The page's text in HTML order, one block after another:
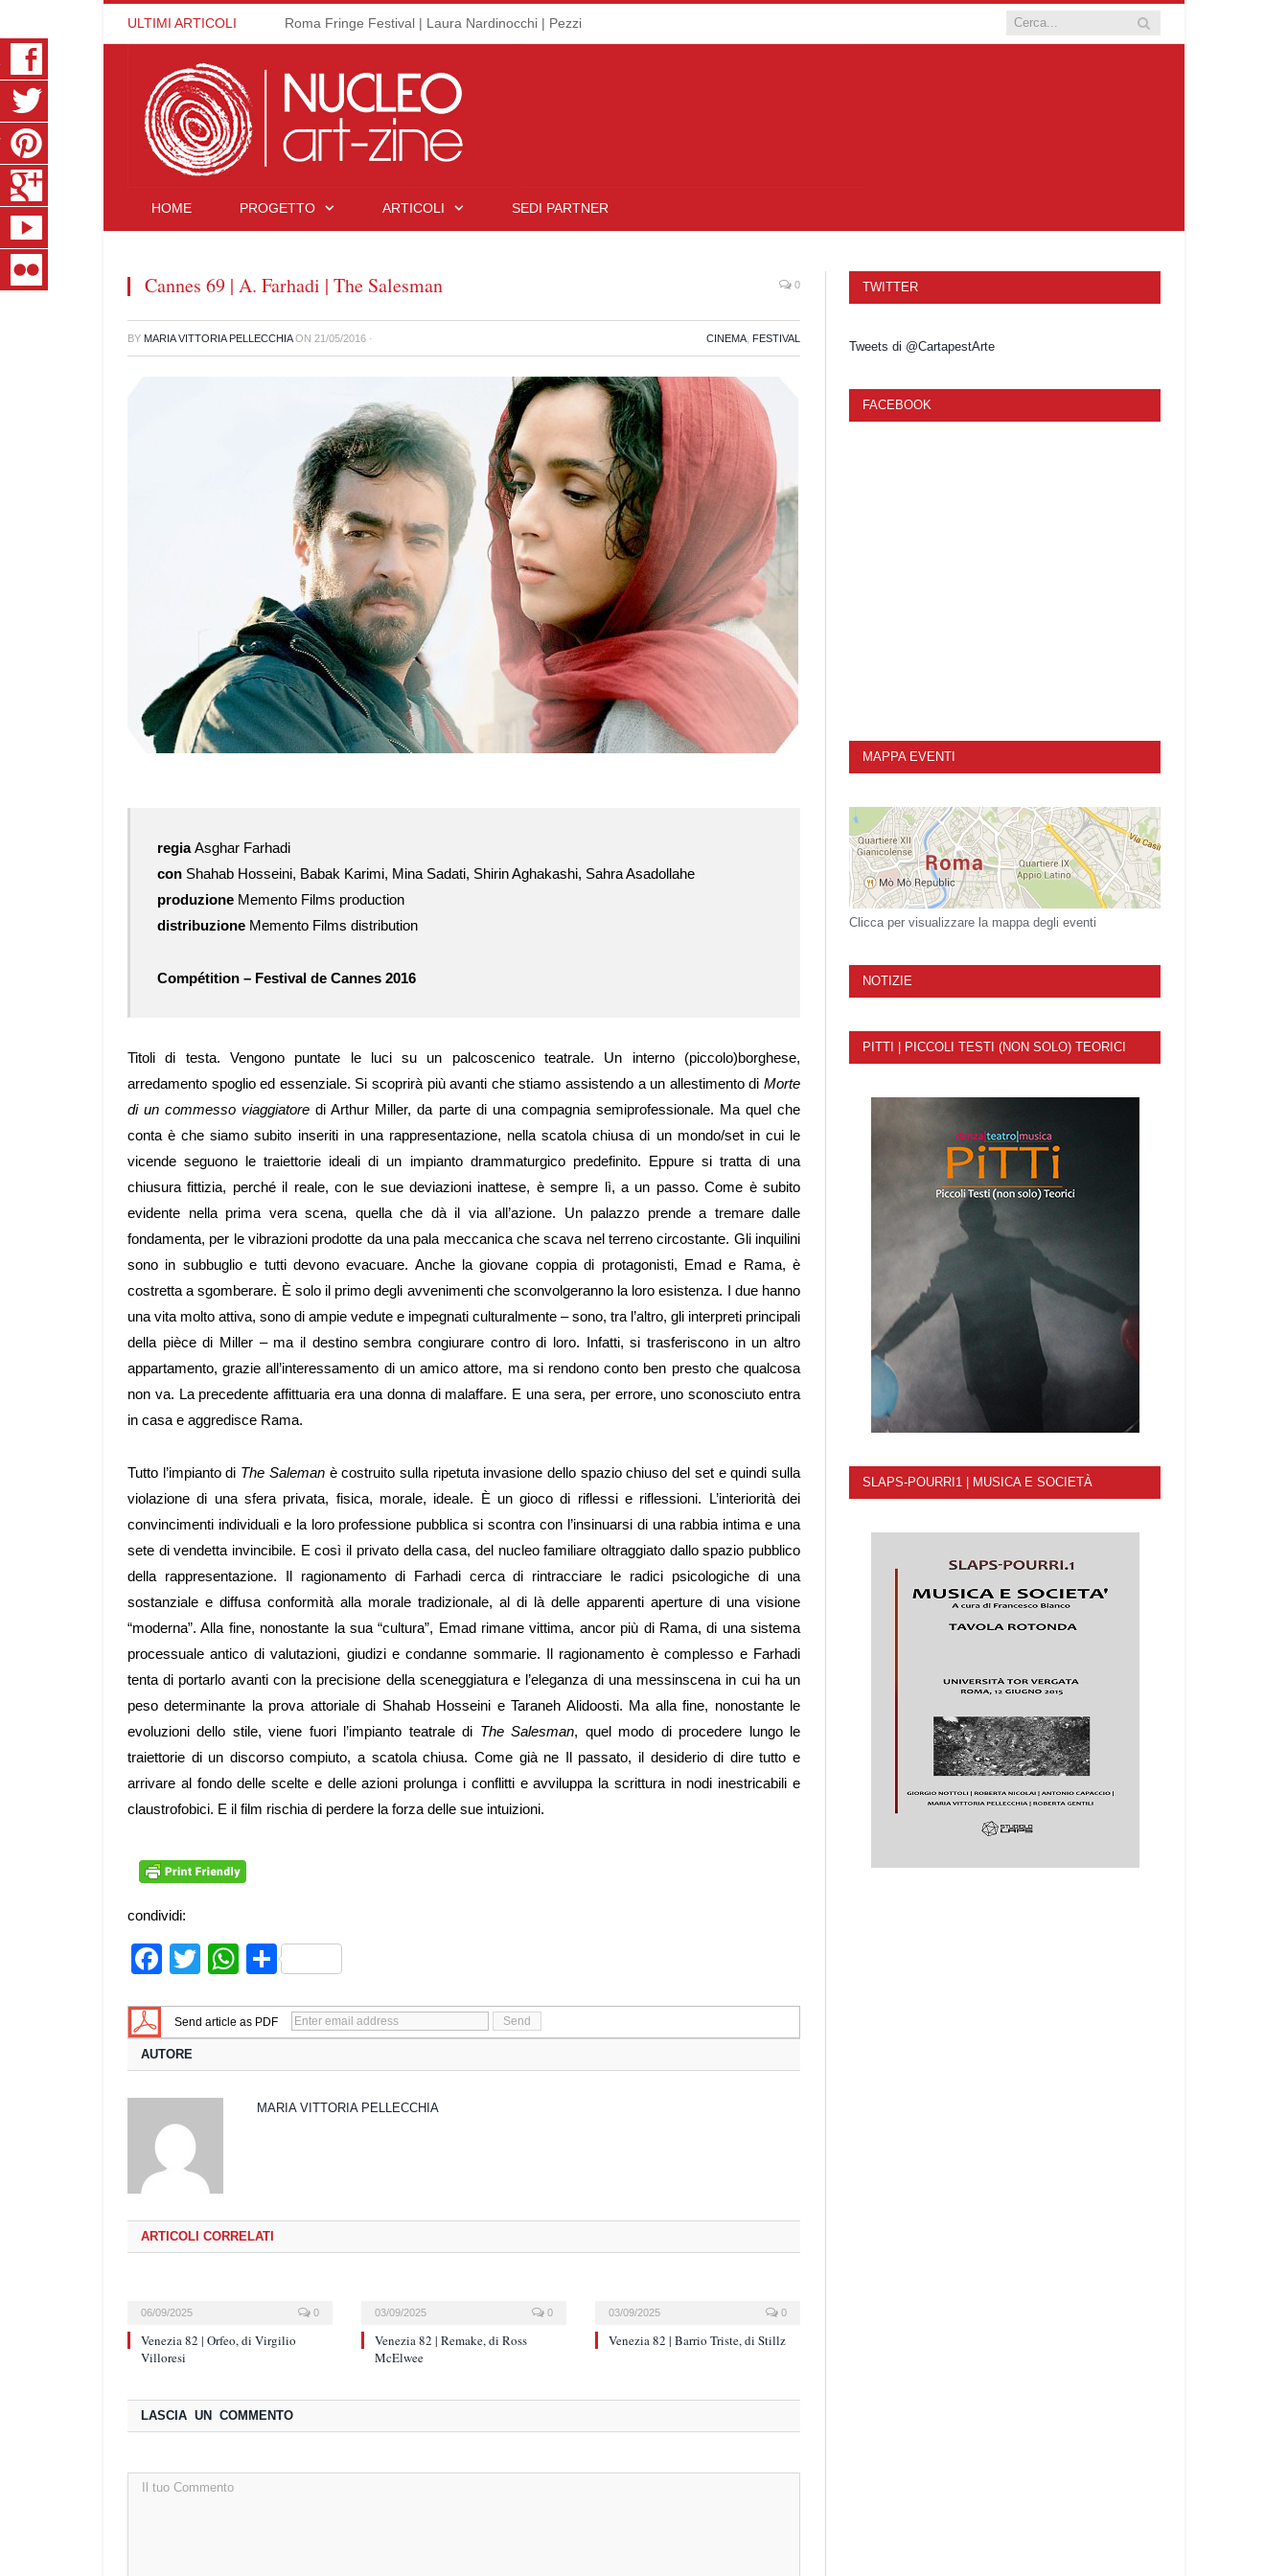
ULTIMI ARTICOLI Roma Fringe Festival | Laura Nardinocchi | Pezzi
HOME PROGETTO ARTICOLI SEDI PARTNER
Cannes 69 | A. Farhadi | The Salesman 0
BY MARIA VITTORIA PELLECCHIAON 21/05/2016 · CINEMA FESTIVAL
regiaAsghar Farhadi
conShahab Hosseini, Babak Karimi, Mina Sadati, Shirin Aghakashi, Sahra Asadollahe
produzioneMemento Films production
distribuzioneMemento Films distribution
Compétition – Festival de Cannes 2016
Titoli di testa. Vengono puntate le luci su un palcoscenico teatrale. Un interno (piccolo)borghese,
arredamento spoglio ed essenziale. Si scoprirà più avanti che stiamo assistendo a un allestimento di Morte
di un commesso viaggiatore di Arthur Miller, da parte di una compagnia semiprofessionale. Ma quel che
conta è che siamo subito inseriti in una rappresentazione, nella scatola chiusa di un mondo/set in cui le
vicende seguono le traiettorie ideali di un impianto drammaturgico predefinito. Eppure si tratta di una
chiusura fittizia, perché il reale, con le sue deviazioni inattese, è sempre lì, a un passo. Come è subito
evidente nella prima vera scena, quella che dà il via all’azione. Un palazzo prende a tremare dalle
fondamenta, per le vibrazioni prodotte da una pala meccanica che scava nel terreno circostante. Gli inquilini
sono in subbuglio e tutti devono evacuare. Anche la giovane coppia di protagonisti, Emad e Rama, è
costretta a sgomberare. È solo il primo degli avvenimenti che sconvolgeranno la loro esistenza. I due hanno
una vita molto attiva, sono di ampie vedute e impegnati culturalmente – sono, tra l’altro, gli interpreti principali
della pièce di Miller – ma il destino sembra congiurare contro di loro. Infatti, si trasferiscono in un altro
appartamento, grazie all’interessamento di un amico attore, ma si rendono conto ben presto che qualcosa
non va. La precedente affittuaria era una donna di malaffare. E una sera, per errore, uno sconosciuto entra
in casa e aggredisce Rama.
Tutto l’impianto di The Salemanè costruito sulla ripetuta invasione dello spazio chiuso del set e quindi sulla
violazione di una sfera privata, fisica, morale, ideale. È un gioco di riflessi e riflessioni. L’interiorità dei
convincimenti individuali e la loro professione pubblica si scontra con l’insinuarsi di una rabbia intima e una
sete di vendetta invincibile. E così il privato della casa, del nucleo familiare oltraggiato dallo spazio pubblico
della rappresentazione. Il ragionamento di Farhadi cerca di rintracciare le radici psicologiche di una
sostanziale e diffusa conformità alla morale tradizionale, al di là delle apparenti aperture di una visione
“moderna”. Alla fine, nonostante la sua “cultura”, Emad rimane vittima, ancor più di Rama, di una sistema
processuale antico di valutazioni, giudizi e condanne sommarie. Il ragionamento è complesso e Farhadi
tenta di portarlo avanti con la precisione della sceneggiatura e l’eleganza di una messinscena in cui ha un
peso determinante la prova attoriale di Shahab Hosseini e Taraneh Alidoosti. Ma alla fine, nonostante le
evoluzioni dello stile, viene fuori l’impianto teatrale di The Salesman, quel modo di procedere lungo le
traiettorie di un discorso compiuto, a scatola chiusa. Come già ne Il passato, il desiderio di dire tutto e
arrivare al fondo delle scelte e delle azioni prolunga i conflitti e avviluppa la scrittura in nodi inestricabili e
claustrofobici. E il film rischia di perdere la forza delle sue intuizioni.
condividi:
Facebook
TwitterWhatsApp
Share
Send article as PDF
AUTORE
MARIA VITTORIA PELLECCHIA
ARTICOLI CORRELATI
06/09/2025 0
Venezia 82 | Orfeo, di Virgilio
Villoresi
03/09/2025 0
Venezia 82 | Remake, di Ross
McElwee
03/09/2025 0
Venezia 82 | Barrio Triste, di Stillz
LASCIA UN COMMENTO
TWITTER
Tweets di @CartapestArte
FACEBOOK
MAPPA EVENTI
Clicca per visualizzare la mappa degli eventi
NOTIZIE
PITTI | PICCOLI TESTI (NON SOLO) TEORICI
SLAPS-POURRI1 | MUSICA E SOCIETÀ